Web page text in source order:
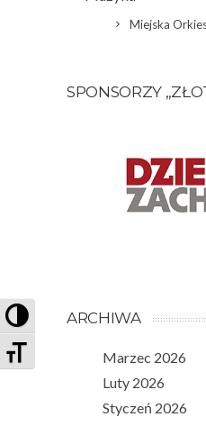
PRZEŁĄCZ
ZMIEŃ ROZMIAR
Miejska
SPONSORZY
ARCHIWA
Marzec 2026
Luty 2026
Styczeń 2026